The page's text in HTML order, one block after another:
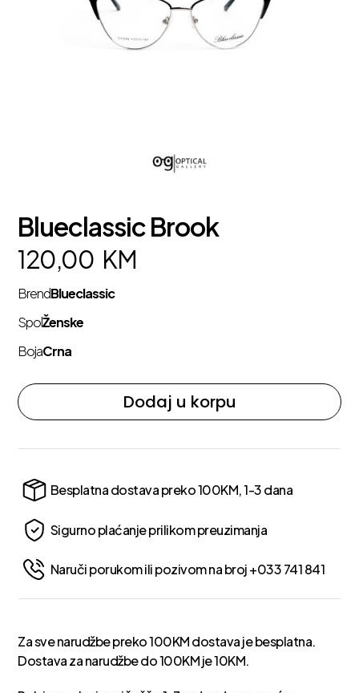
Blueclassic Brook
120,00 KM
BrendBlueclassic
SpolŽenske
BojaCrna
Dodaj u korpu
Besplatna dostava preko 100KM, 1-3 dana
Sigurno plaćanje prilikom preuzimanja
Naruči porukom ili pozivom na broj +033 741 841
Za sve narudžbe preko 100KM dostava je besplatna.
Dostava za narudžbe do 100KM je 10KM.